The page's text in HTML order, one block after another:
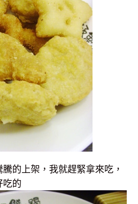
的上架，我就趕緊拿來吃，
吃的